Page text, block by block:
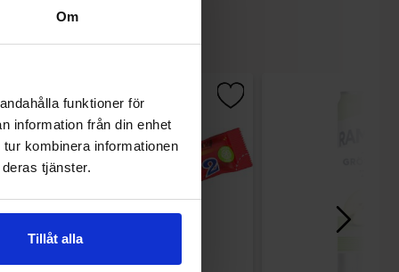
Om
funktioner för
information från din enhet
kombinera informationen
tjänster.
Tillåt alla
-37%